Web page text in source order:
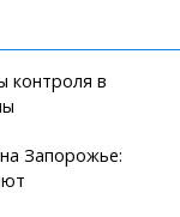
контроля в
Запорожье: